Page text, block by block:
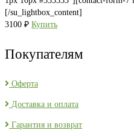
[/su_lightbox_content]
3100 ₽ Купить
Покупателям
Оферта
Доставка и оплата
Гарантия и возврат